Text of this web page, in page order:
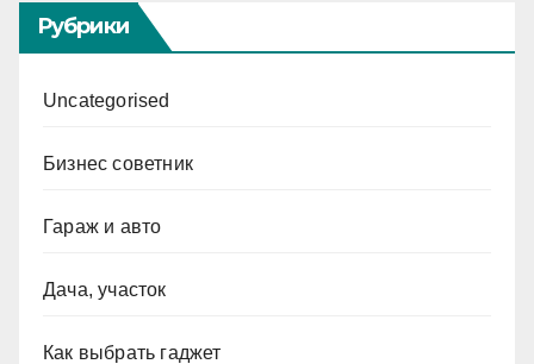
Рубрики
Uncategorised
Бизнес советник
Гараж и авто
Дача, участок
Как выбрать гаджет